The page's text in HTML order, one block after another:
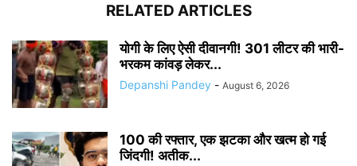
RELATED ARTICLES
योगी के लिए ऐसी दीवानगी! 301 लीटर की भारी-
भरकम कांवड़ लेकर...
Depanshi Pandey - August 6, 2026
100 की रफ्तार, एक झटका और खत्म हो गई
जिंदगी! अतीक...